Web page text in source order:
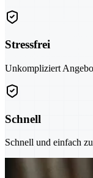
Stressfrei
Unkompliziert
Schnell
Schnell und einfach